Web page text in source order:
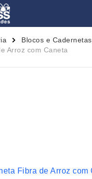
Blocos e Cadernetas
Arroz com Caneta